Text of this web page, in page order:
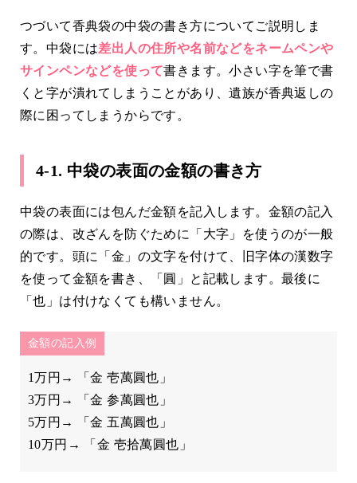
つづいて香典袋の中袋の書き方についてご説明しま
す。中袋には差出人の住所や名前などをネームペンや
サインペンなどを使って書きます。小さい字を筆で書
くと字が潰れてしまうことがあり、遺族が香典返しの
際に困ってしまうからです。
4-1. 中袋の表面の金額の書き方
中袋の表面には包んだ金額を記入します。金額の記入
の際は、改ざんを防ぐために「大字」を使うのが一般
的です。頭に「金」の文字を付けて、旧字体の漢数字
を使って金額を書き、「圓」と記載します。最後に
「也」は付けなくても構いません。
金額の記入例
1万円→ 「金 壱萬圓也」
3万円→ 「金 参萬圓也」
5万円→ 「金 五萬圓也」
10万円→ 「金 壱拾萬圓也」